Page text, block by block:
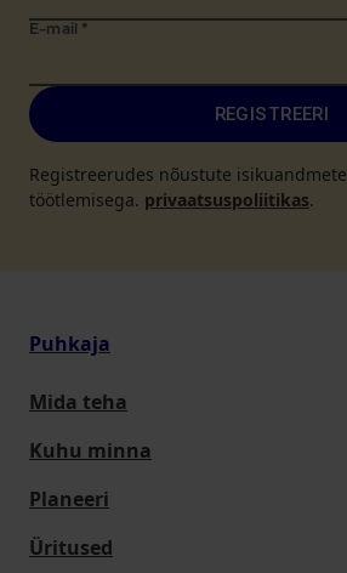
E-mail *
REGISTREERI
Registreerudes nõustute isikuandmete
töötlemisega. privaatsuspoliitikas.
Puhkaja
Mida teha
Kuhu minna
Planeeri
Üritused